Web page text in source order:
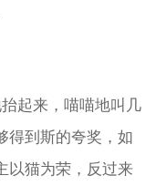
起来，喵喵地叫几
得到斯的夸奖，如
以猫为荣，反过来